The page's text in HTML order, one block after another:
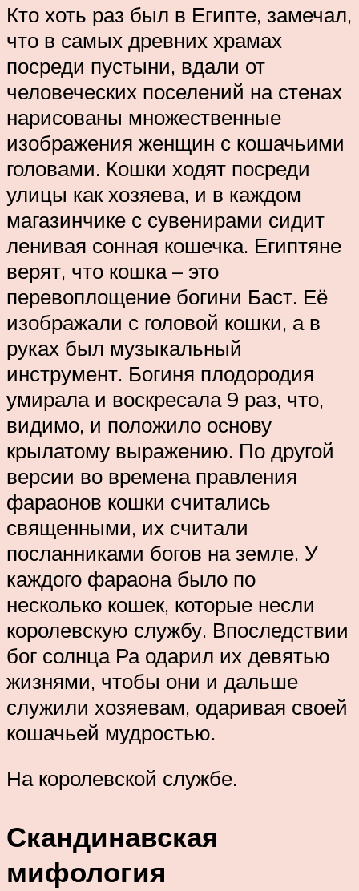
Кто хоть раз был в Египте, замечал,
что в самых древних храмах
посреди пустыни, вдали от
человеческих поселений на стенах
нарисованы множественные
изображения женщин с кошачьими
головами. Кошки ходят посреди
улицы как хозяева, и в каждом
магазинчике с сувенирами сидит
ленивая сонная кошечка. Египтяне
верят, что кошка – это
перевоплощение богини Баст. Её
изображали с головой кошки, а в
руках был музыкальный
инструмент. Богиня плодородия
умирала и воскресала 9 раз, что,
видимо, и положило основу
крылатому выражению. По другой
версии во времена правления
фараонов кошки считались
священными, их считали
посланниками богов на земле. У
каждого фараона было по
несколько кошек, которые несли
королевскую службу. Впоследствии
бог солнца Ра одарил их девятью
жизнями, чтобы они и дальше
служили хозяевам, одаривая своей
кошачьей мудростью.
На королевской службе.
Скандинавская
мифология